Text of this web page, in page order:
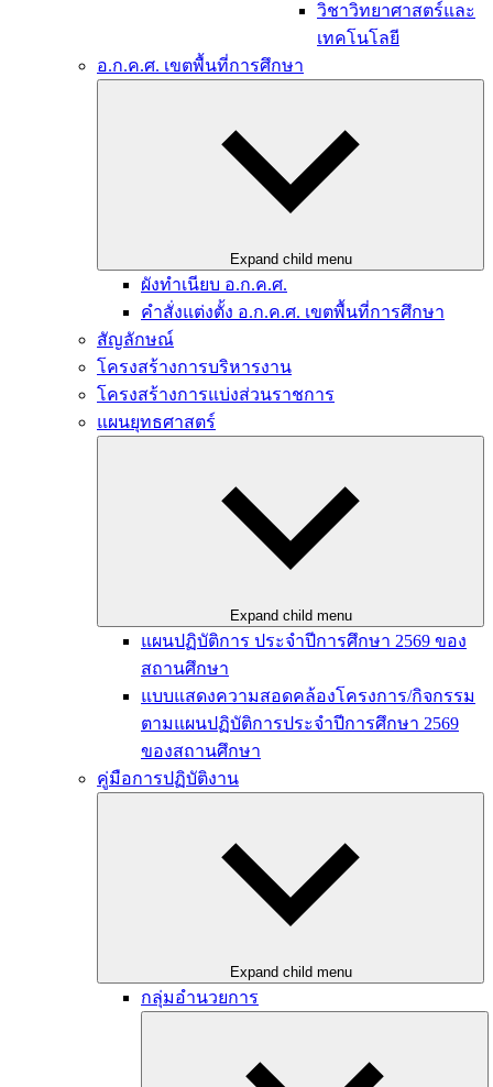
วิชาวิทยาศาสตร์และ
เทคโนโลยี
อ.ก.ค.ศ. เขตพื้นที่การศึกษา
Expand child menu
ผังทำเนียบ อ.ก.ค.ศ.
คำสั่งแต่งตั้ง อ.ก.ค.ศ. เขตพื้นที่การศึกษา
สัญลักษณ์
โครงสร้างการบริหารงาน
โครงสร้างการแบ่งส่วนราชการ
แผนยุทธศาสตร์
Expand child menu
แผนปฏิบัติการ ประจำปีการศึกษา 2569 ของ
สถานศึกษา
แบบแสดงความสอดคล้องโครงการ/กิจกรรม
ตามแผนปฏิบัติการประจำปีการศึกษา 2569
ของสถานศึกษา
คู่มือการปฏิบัติงาน
Expand child menu
กลุ่มอำนวยการ